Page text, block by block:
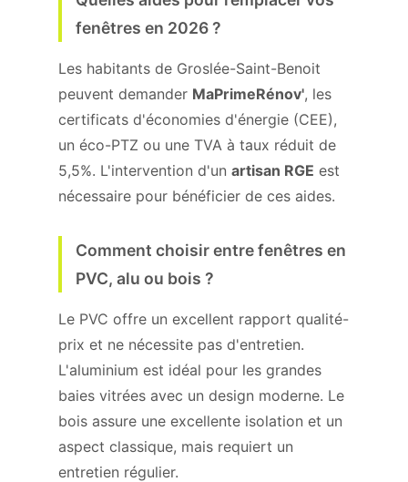
fenêtres en 2026 ?
Les habitants de Groslée-Saint-Benoit
peuvent demander MaPrimeRénov', les
certificats d'économies d'énergie (CEE),
un éco-PTZ ou une TVA à taux réduit de
5,5%. L'intervention d'un artisan RGE est
nécessaire pour bénéficier de ces aides.
Comment choisir entre fenêtres en
PVC, alu ou bois ?
Le PVC offre un excellent rapport qualité-
prix et ne nécessite pas d'entretien.
L'aluminium est idéal pour les grandes
baies vitrées avec un design moderne. Le
bois assure une excellente isolation et un
aspect classique, mais requiert un
entretien régulier.